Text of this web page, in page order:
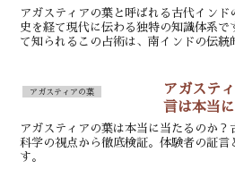
アガスティアの葉と呼ばれる古代イン
史を経て現代に伝わる独特の知識体系で
て知られるこの占術は、南インドの伝統
アガスティアの葉
アガステ
言は本当
アガスティアの葉は本当に当たるのか？
科学の視点から徹底検証。体験者の証言
す。